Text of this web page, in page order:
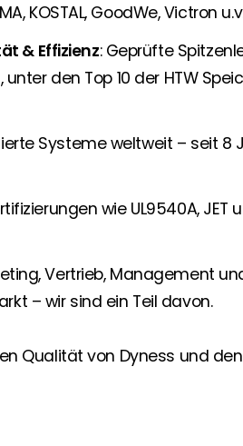
KOSTAL, GoodWe, Victron
& Effizienz: Geprüfte
den Top 10 der HTW
Systeme weltweit – seit 8
wie UL9540A, JET
Vertrieb, Management
– wir sind ein Teil davon.
Qualität von Dyness und